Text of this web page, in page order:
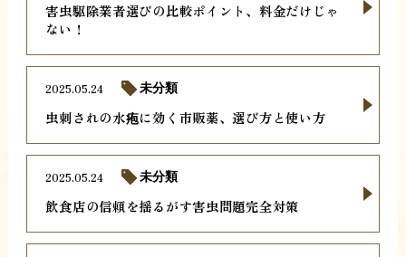
害虫駆除業者選びの比較ポイント、料金だけじゃ
ない！
虫刺されの水疱に効く市販薬、選び方と使い方
2025.05.24 未分類
飲食店の信頼を揺るがす害虫問題完全対策
2025.05.24 未分類